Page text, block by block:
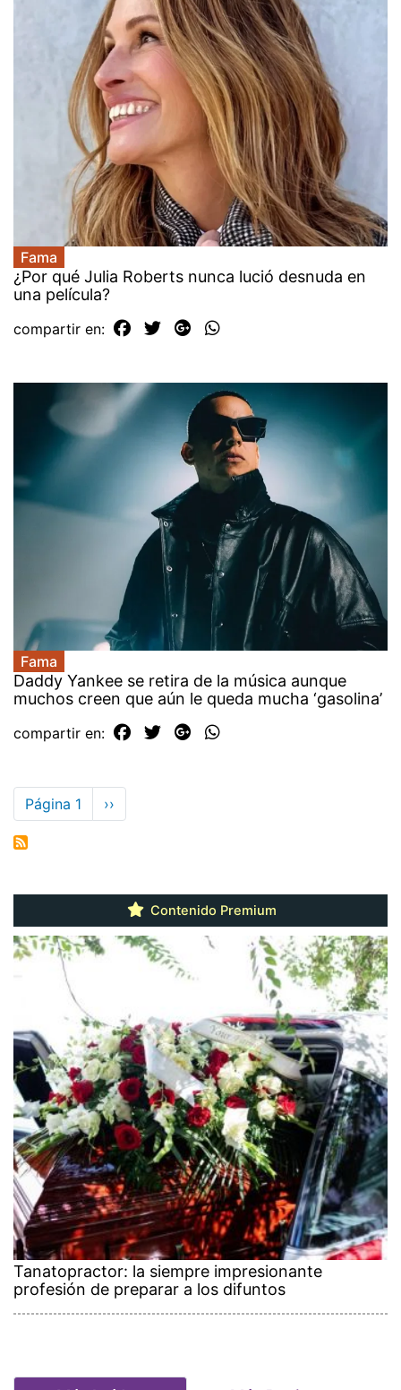
Fama
¿Por qué Julia Roberts nunca lució desnuda en
una película?
compartir en:
Fama
Daddy Yankee se retira de la música aunque
muchos creen que aún le queda mucha ‘gasolina’
compartir en:
Paginación
Página 1
Siguiente
página
››
Contenido Premium
Tanatopractor: la siempre impresionante
profesión de preparar a los difuntos